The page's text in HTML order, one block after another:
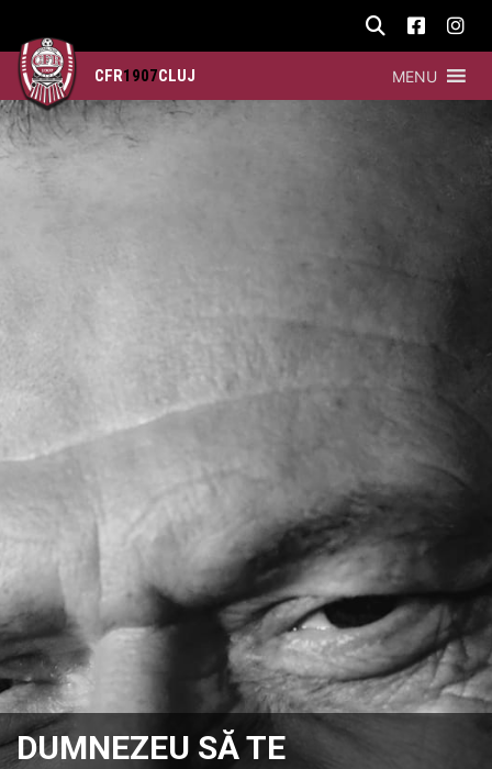
CFR1907CLUJ MENU
DUMNEZEU SĂ TE